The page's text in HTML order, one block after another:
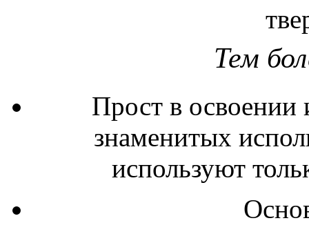
Тем
Прост в
знаменитых
используют